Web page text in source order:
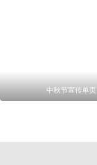
中秋节宣传单页